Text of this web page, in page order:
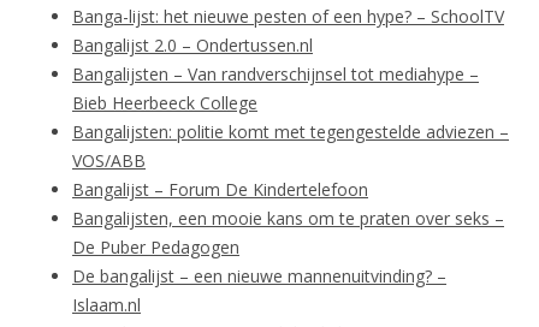
Banga-lijst: het nieuwe pesten of een hype? – SchoolTV
Bangalijst 2.0 – Ondertussen.nl
Bangalijsten – Van randverschijnsel tot mediahype –
Bieb Heerbeeck College
Bangalijsten: politie komt met tegengestelde adviezen –
VOS/ABB
Bangalijst – Forum De Kindertelefoon
Bangalijsten, een mooie kans om te praten over seks –
De Puber Pedagogen
De bangalijst – een nieuwe mannenuitvinding? –
Islaam.nl